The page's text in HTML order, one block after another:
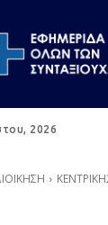
2026